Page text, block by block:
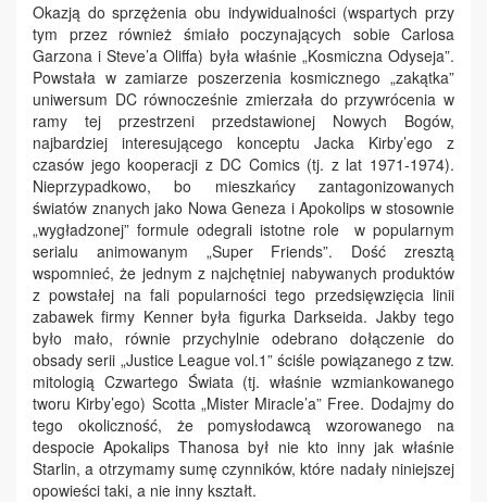
Okazją do sprzężenia obu indywidualności (wspartych przy
tym przez również śmiało poczynających sobie Carlosa
Garzona i Steve’a Oliffa) była właśnie „Kosmiczna Odyseja”.
Powstała w zamiarze poszerzenia kosmicznego „zakątka”
uniwersum DC równocześnie zmierzała do przywrócenia w
ramy tej przestrzeni przedstawionej Nowych Bogów,
najbardziej interesującego konceptu Jacka Kirby’ego z
czasów jego kooperacji z DC Comics (tj. z lat 1971-1974).
Nieprzypadkowo, bo mieszkańcy zantagonizowanych
światów znanych jako Nowa Geneza i Apokolips w stosownie
„wygładzonej” formule odegrali istotne role w popularnym
serialu animowanym „Super Friends”. Dość zresztą
wspomnieć, że jednym z najchętniej nabywanych produktów
z powstałej na fali popularności tego przedsięwzięcia linii
zabawek firmy Kenner była figurka Darkseida. Jakby tego
było mało, równie przychylnie odebrano dołączenie do
obsady serii „Justice League vol.1” ściśle powiązanego z tzw.
mitologią Czwartego Świata (tj. właśnie wzmiankowanego
tworu Kirby’ego) Scotta „Mister Miracle’a” Free. Dodajmy do
tego okoliczność, że pomysłodawcą wzorowanego na
despocie Apokalips Thanosa był nie kto inny jak właśnie
Starlin, a otrzymamy sumę czynników, które nadały niniejszej
opowieści taki, a nie inny kształt.